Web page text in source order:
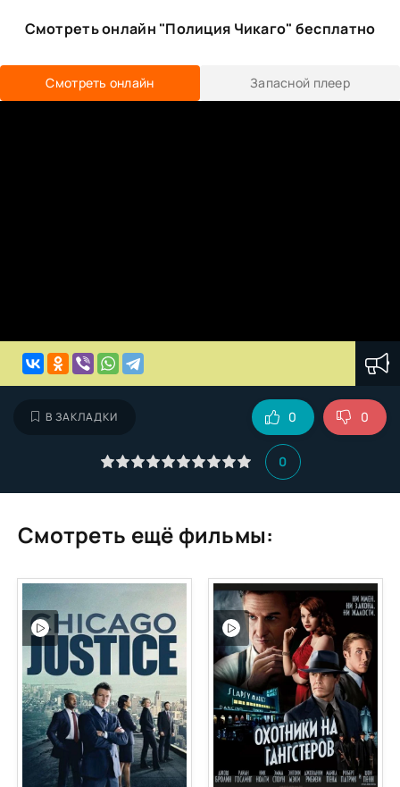
Смотреть онлайн "Полиция Чикаго" бесплатно
Смотреть онлайн Запасной плеер
В ЗАКЛАДКИ
0
0 0
Смотреть ещё фильмы: